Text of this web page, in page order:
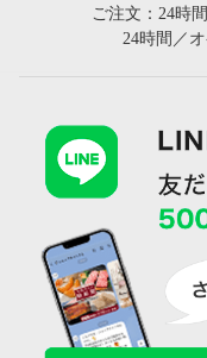
ご注文：24時
24時間／